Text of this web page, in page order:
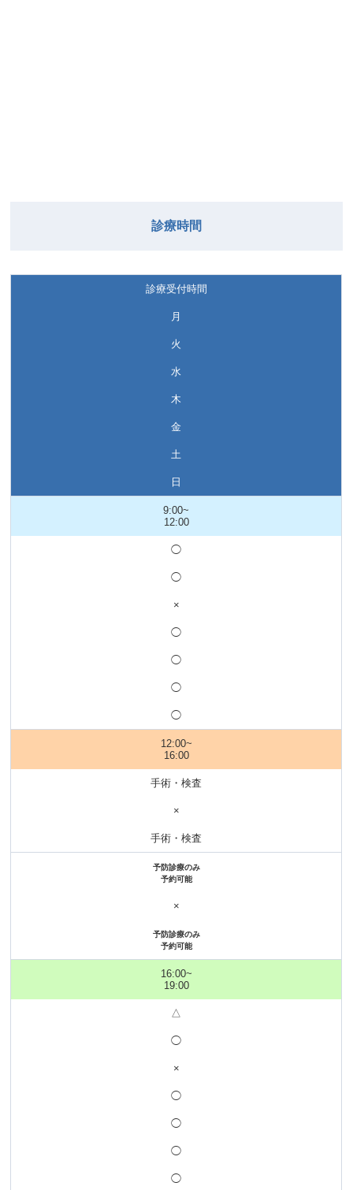
診療時間
診療受付時間
月
火
水
木
金
土
日
9:00~
12:00
◯
◯
×
◯
◯
◯
◯
12:00~
16:00
手術・検査
×
手術・検査
予防診療のみ
予約可能
×
予防診療のみ
予約可能
16:00~
19:00
△
◯
×
◯
◯
◯
◯